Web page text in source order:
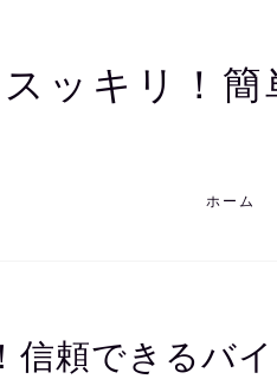
ッキリ！
ホーム
信頼できるバ